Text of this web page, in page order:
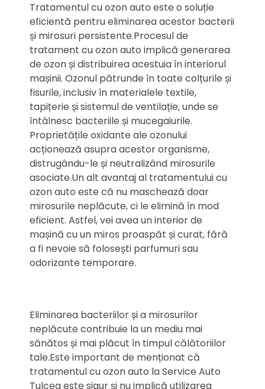
Tratamentul cu ozon auto este o soluție
eficientă pentru eliminarea acestor bacterii
și mirosuri persistente.Procesul de
tratament cu ozon auto implică generarea
de ozon și distribuirea acestuia în interiorul
mașinii. Ozonul pătrunde în toate colțurile și
fisurile, inclusiv în materialele textile,
tapițerie și sistemul de ventilație, unde se
întâlnesc bacteriile și mucegaiurile.
Proprietățile oxidante ale ozonului
acționează asupra acestor organisme,
distrugându-le și neutralizând mirosurile
asociate.Un alt avantaj al tratamentului cu
ozon auto este că nu maschează doar
mirosurile neplăcute, ci le elimină în mod
eficient. Astfel, vei avea un interior de
mașină cu un miros proaspăt și curat, fără
a fi nevoie să folosești parfumuri sau
odorizante temporare.
Eliminarea bacteriilor și a mirosurilor
neplăcute contribuie la un mediu mai
sănătos și mai plăcut în timpul călătoriilor
tale.Este important de menționat că
tratamentul cu ozon auto la Service Auto
Tulcea este sigur și nu implică utilizarea